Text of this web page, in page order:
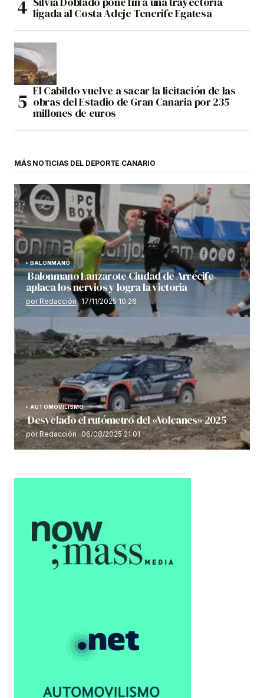
ligada al Costa Adeje Tenerife Egatesa
El Cabildo vuelve a sacar la licitación de las
obras del Estadio de Gran Canaria por 235
millones de euros
MÁS NOTICIAS DEL DEPORTE CANARIO
BALONMANO
Balonmano Lanzarote Ciudad de Arrecife
aplaca los nervios y logra la victoria
por Redacción 17/11/2025 10:26
AUTOMOVILISMO
Desvelado el rutómetro del «Volcanes» 2025
por Redacción 06/08/2025 21:01